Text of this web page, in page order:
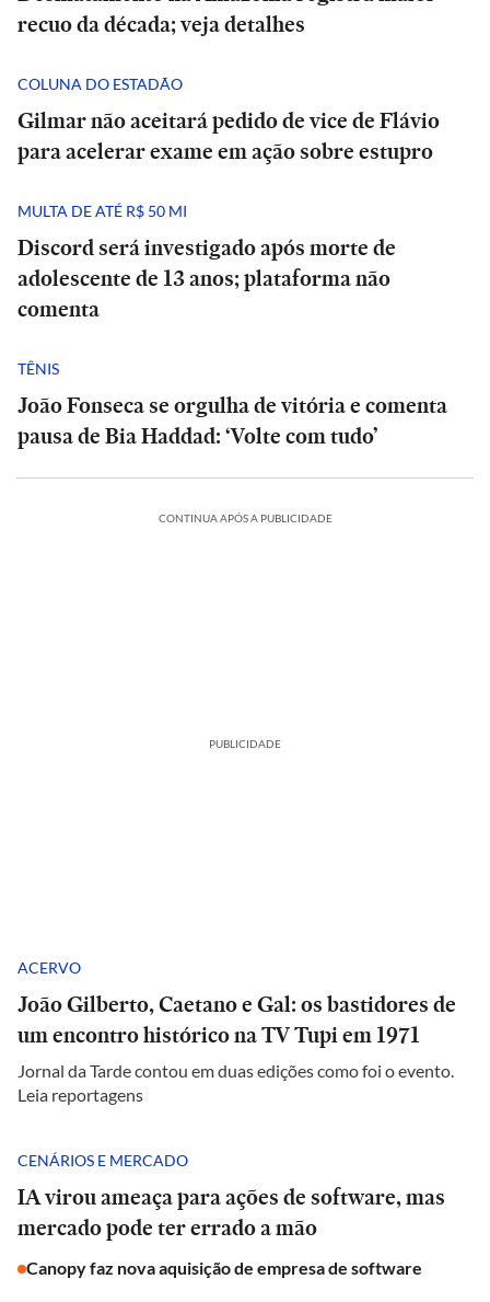
recuo da década; veja detalhes
COLUNA DO ESTADÃO
Gilmar não aceitará pedido de vice de Flávio
para acelerar exame em ação sobre estupro
MULTA DE ATÉ R$ 50 MI
Discord será investigado após morte de
adolescente de 13 anos; plataforma não
comenta
TÊNIS
João Fonseca se orgulha de vitória e comenta
pausa de Bia Haddad: ‘Volte com tudo’
CONTINUA APÓS A PUBLICIDADE
PUBLICIDADE
ACERVO
João Gilberto, Caetano e Gal: os bastidores de
um encontro histórico na TV Tupi em 1971
Jornal da Tarde contou em duas edições como foi o evento.
Leia reportagens
CENÁRIOS E MERCADO
IA virou ameaça para ações de software, mas
mercado pode ter errado a mão
Canopy faz nova aquisição de empresa de software